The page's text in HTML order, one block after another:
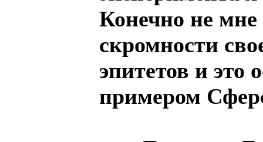
Конечно не мне
скромности
эпитетов и это
примером